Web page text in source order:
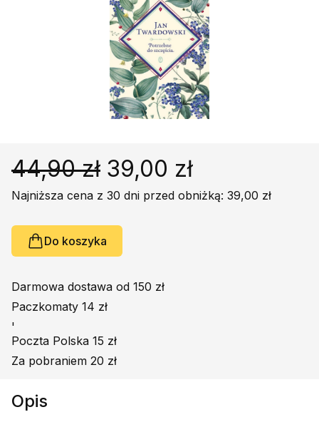
Książki obcojęzyczne
Poradniki, leksykony...
Podręczniki szkolne
Promocja
44,90 zł 39,00 zł
Najniższa cena z 30 dni przed obniżką: 39,00 zł
Do koszyka
Darmowa dostawa od 150 zł
Paczkomaty 14 zł
'
Poczta Polska 15 zł
Za pobraniem 20 zł
Opis